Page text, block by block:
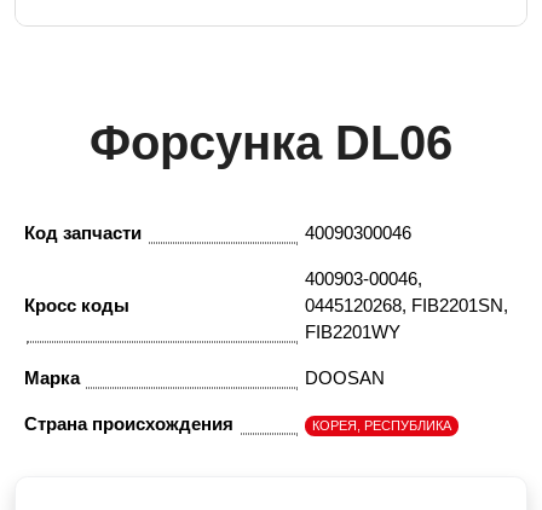
Форсунка DL06
Код запчасти 40090300046
Кросс коды
400903-00046,
0445120268, FIB2201SN,
FIB2201WY
Марка DOOSAN
Страна происхождения КОРЕЯ, РЕСПУБЛИКА